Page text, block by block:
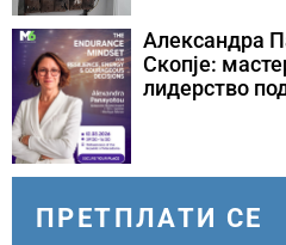
Александра
Скопје:
лидерство
ПРЕТПЛАТИ СЕ